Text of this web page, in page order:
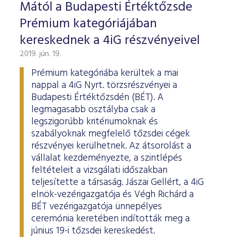
ESG Útmutató
Mától a Budapesti Értéktőzsde
Prémium kategóriájában
kereskednek a 4iG részvényeivel
2019. jún. 19.
Prémium kategóriába kerültek a mai
nappal a 4iG Nyrt. törzsrészvényei a
Budapesti Értéktőzsdén (BÉT). A
legmagasabb osztályba csak a
legszigorúbb kritériumoknak és
szabályoknak megfelelő tőzsdei cégek
részvényei kerülhetnek. Az átsorolást a
vállalat kezdeményezte, a szintlépés
feltételeit a vizsgálati időszakban
teljesítette a társaság. Jászai Gellért, a 4iG
elnök-vezérigazgatója és Végh Richárd a
BÉT vezérigazgatója ünnepélyes
ceremónia keretében indították meg a
június 19-i tőzsdei kereskedést.